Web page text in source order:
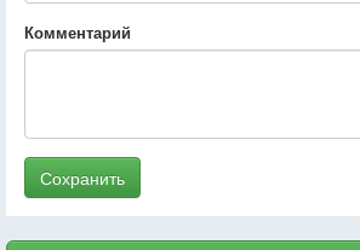
Комментарий
Сохранить